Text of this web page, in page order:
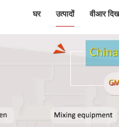
घर उत्पादों वीआर